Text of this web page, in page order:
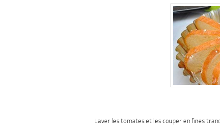
Laver les tomates et les couper en fines